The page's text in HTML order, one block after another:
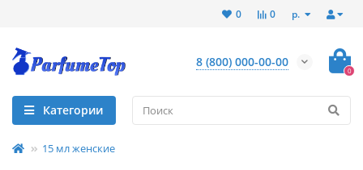
р.
0
0
8 (800) 000-00-00
0
Категории
15 мл женские